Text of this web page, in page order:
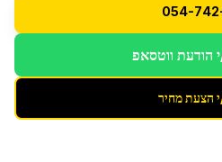
הודעת ווטסאפ
הצעת מחיר